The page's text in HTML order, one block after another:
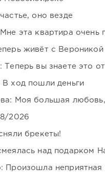
оно везде
эта квартира очень
живёт с
Теперь вы знаете это
ход пошли деньги
Моя большая
2026
брекеты!
над подарком
Произошла неприятная